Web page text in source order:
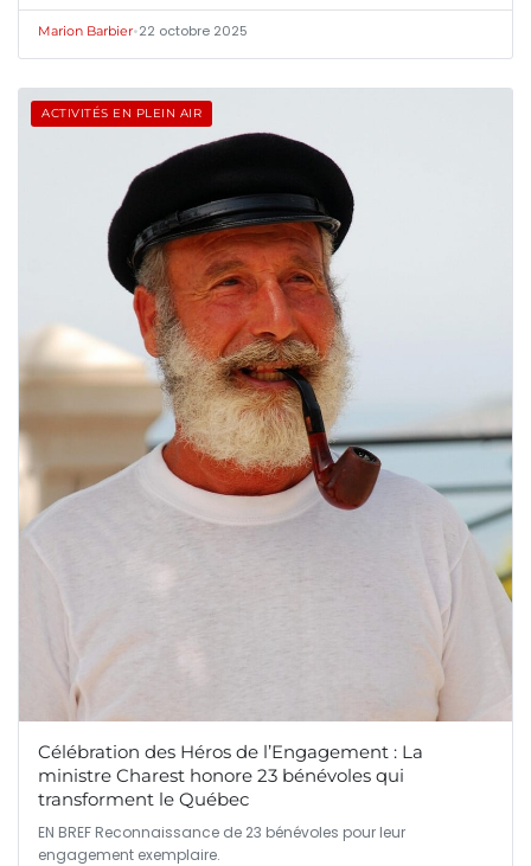
Marion Barbier•22 octobre 2025
ACTIVITÉS EN PLEIN AIR
Célébration des Héros de l’Engagement : La
ministre Charest honore 23 bénévoles qui
transforment le Québec
EN BREF Reconnaissance de 23 bénévoles pour leur
engagement exemplaire.